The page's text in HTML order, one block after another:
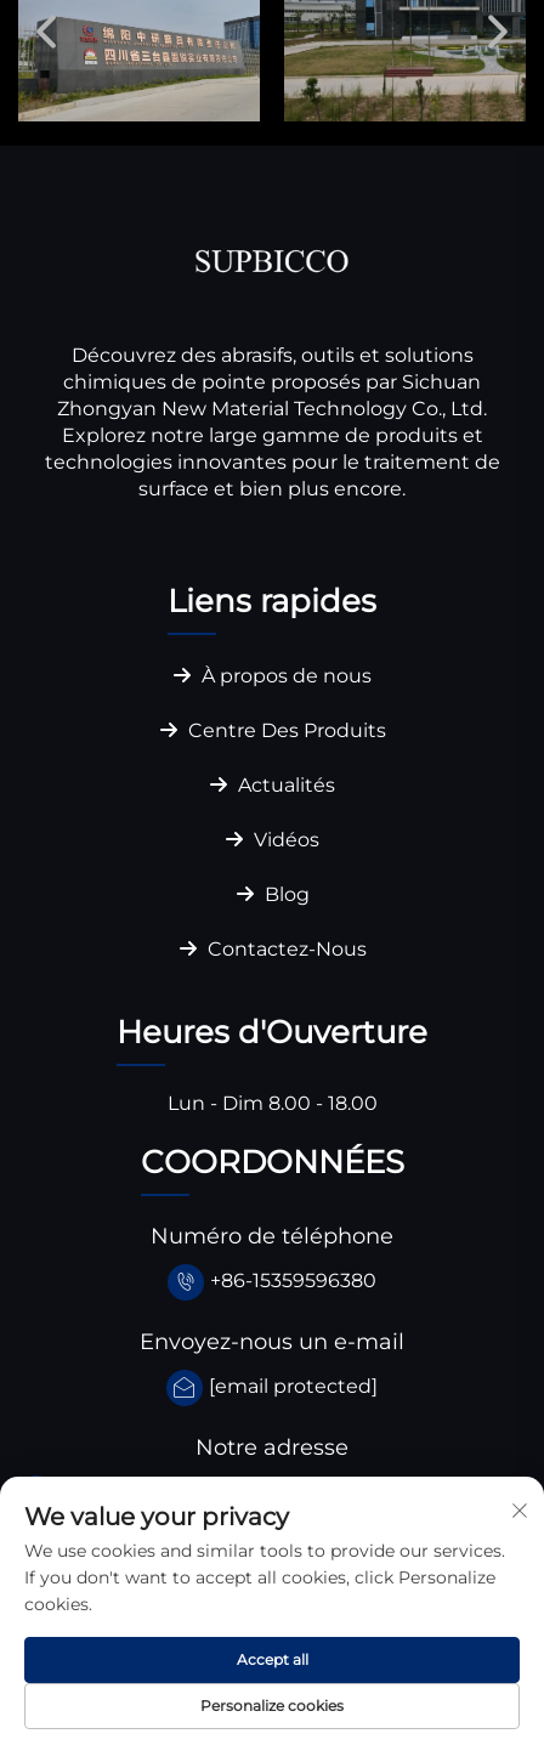
Découvrez des abrasifs, outils et solutions
chimiques de pointe proposés par Sichuan
Zhongyan New Material Technology Co., Ltd.
Explorez notre large gamme de produits et
technologies innovantes pour le traitement de
surface et bien plus encore.
Liens rapides
À propos de nous
Centre Des Produits
Actualités
Vidéos
Blog
Contactez-Nous
Heures d'Ouverture
Lun - Dim 8.00 - 18.00
COORDONNÉES
Numéro de téléphone
+86-15359596380
Envoyez-nous un e-mail
[email protected]
Notre adresse
province du Sichuan, Chine
Copyright © 2026 Sichuan Zhongyan New Materials
Technology Co., Ltd. Tous Droits Réservés
We value your privacy
We use cookies and similar tools to provide our services.
If you don't want to accept all cookies, click Personalize
cookies.
Personalize cookies
Accept all